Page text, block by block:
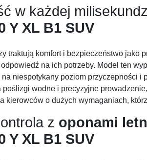
w każdej
Y XL B1 SUV
traktują komfort i bezpieczeństwo jako
na ich potrzeby. Model ten
na niespotykany poziom przyczepności
poślizgi wodne i precyzyjne
kierowców o dużych wymaganiach,
z oponami
Y XL B1 SUV